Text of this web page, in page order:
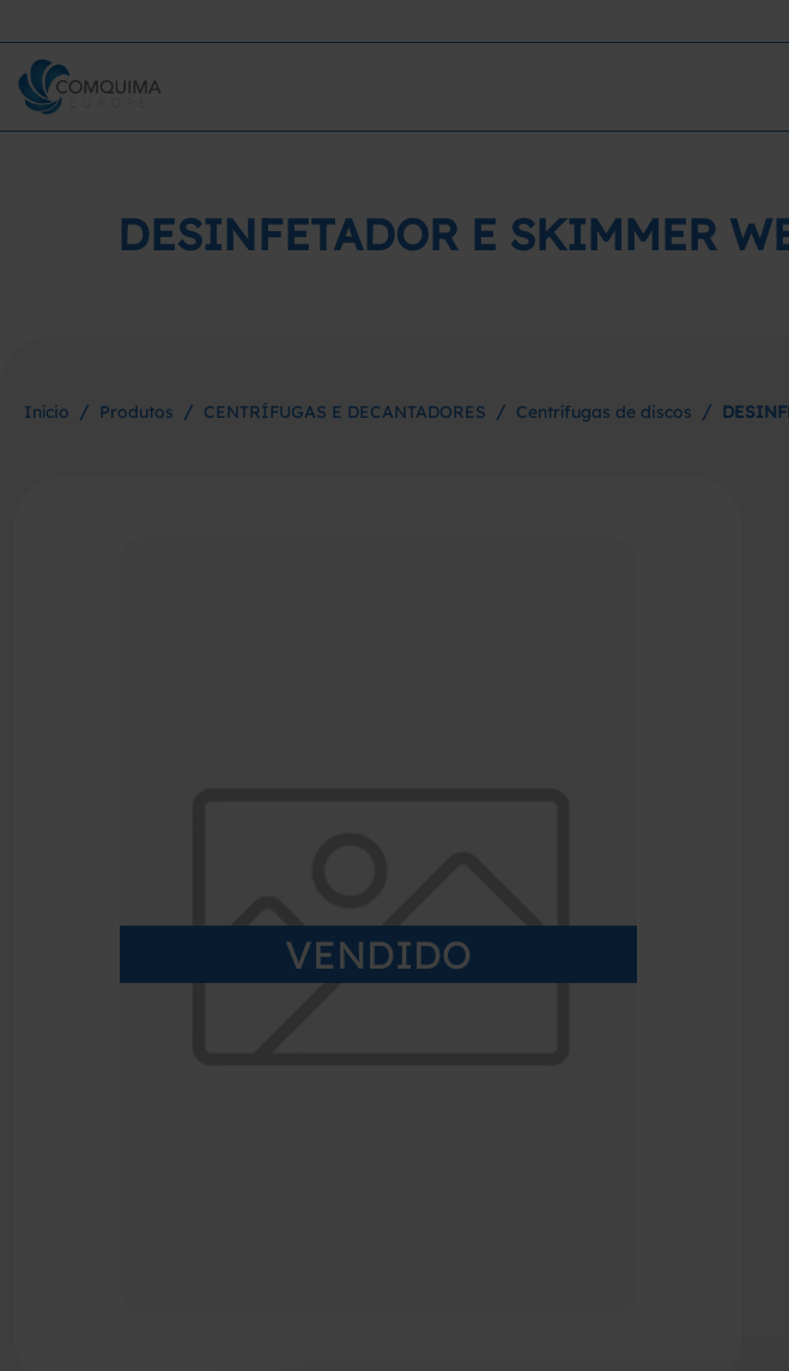
DESINFETADOR E SKIMMER
Início / Produtos / CENTRÍFUGAS E DECANTADORES / Centrífugas de discos /
VENDIDO